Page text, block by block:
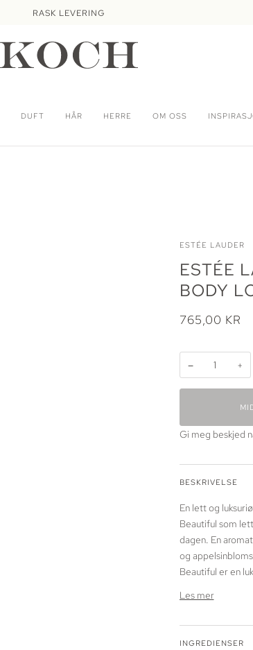
RASK LEVERING
DUFT HÅR HERRE OM OSS
ESTÉE LAUDER
ESTÉE
BODY
765,00 KR
− +
Gi meg beskjed
BESKRIVELSE
En lett og
Beautiful som
dagen. En
og
Beautiful er en
Les mer
INGREDIENSER